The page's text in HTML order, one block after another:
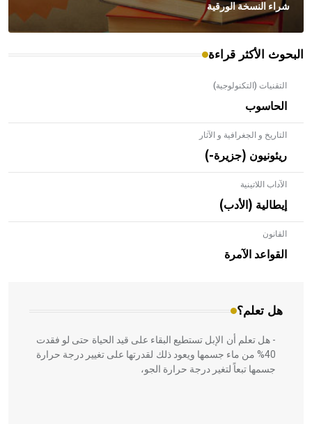
شراء النسخة الورقية
البحوث الأكثر قراءة
التقنيات (التكنولوجية)
الحاسوب
التاريخ و الجغرافية و الآثار
ريئونيون (جزيرة-)
الآداب اللاتينية
إيطالية (الأدب)
القانون
القواعد الآمرة
هل تعلم؟
- هل تعلم أن الأبلق نوع من الفنون الهندسية التي ارتبطت
بالعمارة الإسلامية في بلاد الشام ومصر خاصة، حيث يحرص
المعمار على بناء مداميكه وخاصة في الواجهات
- هل تعلم أن الإبل تستطيع البقاء على قيد الحياة حتى لو فقدت
40% من ماء جسمها ويعود ذلك لقدرتها على تغيير درجة حرارة
جسمها تبعاً لتغير درجة حرارة الجو،